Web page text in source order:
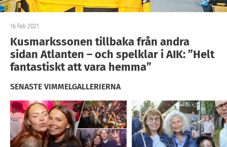
16 feb 2021
Kusmarkssonen tillbaka från andra
sidan Atlanten – och spelklar i AIK: ”Helt
fantastiskt att vara hemma”
SENASTE VIMMELGALLERIERNA